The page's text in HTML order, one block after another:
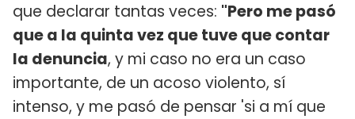
que declarar tantas veces: "Pero me pasó
que a la quinta vez que tuve que contar
la denuncia, y mi caso no era un caso
importante, de un acoso violento, sí
intenso, y me pasó de pensar 'si a mí que